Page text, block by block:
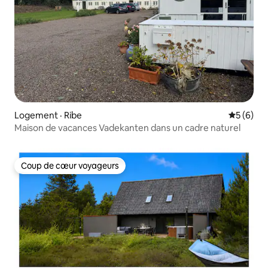
Logement · Ribe Note
5 (6)
Maison de vacances Vadekanten dans un cadre naturel
Coup de cœur voyageurs
Coup de cœur voyageurs